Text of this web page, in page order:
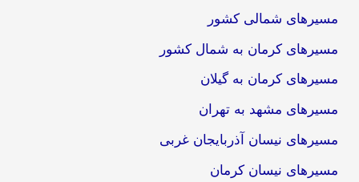
مسیرهای شمالی کشور
مسیرهای کرمان به شمال کشور
مسیرهای کرمان به گیلان
مسیرهای مشهد به تهران
مسیرهای نیسان آذربایجان غربی
مسیرهای نیسان کرمان